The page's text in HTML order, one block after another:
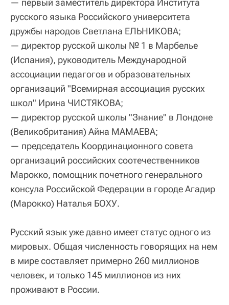
русского языка Российского университета
дружбы народов Светлана ЕЛЬНИКОВА;
— директор русской школы № 1 в Марбелье
(Испания), руководитель Международной
ассоциации педагогов и образовательных
организаций "Всемирная ассоциация русских
школ" Ирина ЧИСТЯКОВА;
— директор русской школы "Знание" в Лондоне
(Великобритания) Айна МАМАЕВА;
— председатель Координационного совета
организаций российских соотечественников
Марокко, помощник почетного генерального
консула Российской Федерации в городе Агадир
(Марокко) Наталья БОХУ.
Русский язык уже давно имеет статус одного из
мировых. Общая численность говорящих на нем
в мире составляет примерно 260 миллионов
человек, и только 145 миллионов из них
проживают в России.